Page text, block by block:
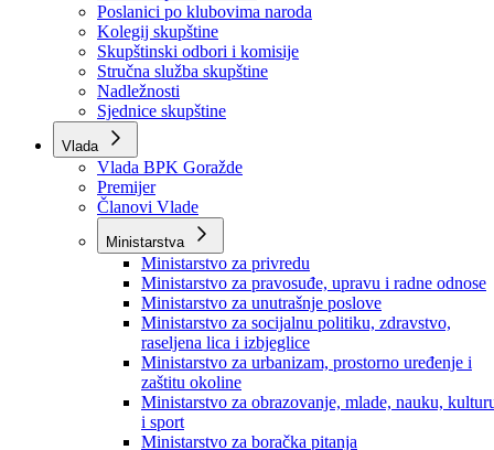
Skupština BPK Goražde
Rukovodstvo
Poslanici po strankama
Poslanici po klubovima naroda
Kolegij skupštine
Skupštinski odbori i komisije
Stručna služba skupštine
Nadležnosti
Sjednice skupštine
Vlada
Vlada BPK Goražde
Premijer
Članovi Vlade
Ministarstva
Ministarstvo za privredu
Ministarstvo za pravosuđe, upravu i radne odnose
Ministarstvo za unutrašnje poslove
Ministarstvo za socijalnu politiku, zdravstvo,
raseljena lica i izbjeglice
Ministarstvo za urbanizam, prostorno uređenje i
zaštitu okoline